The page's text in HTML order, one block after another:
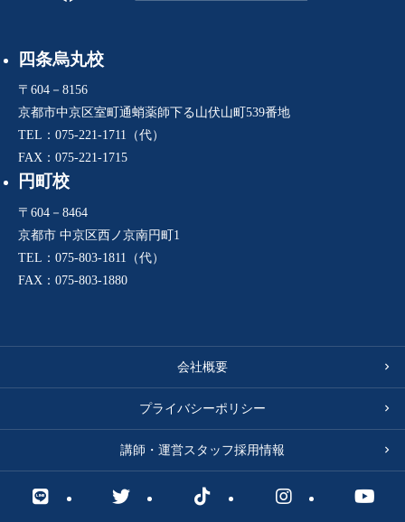
四条烏丸校
〒604－8156
京都市中京区室町通蛸薬師下る山伏山町539番地
TEL：075-221-1711（代）
FAX：075-221-1715
円町校
〒604－8464
京都市 中京区西ノ京南円町1
TEL：075-803-1811（代）
FAX：075-803-1880
会社概要
プライバシーポリシー
講師・運営スタッフ採用情報